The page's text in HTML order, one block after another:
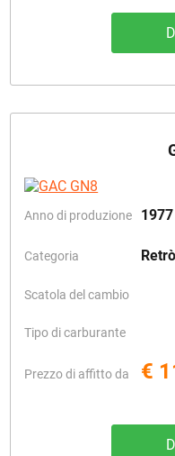
Anno di produzione 1977
Categoria Retrò
Scatola del cambio
Tipo di carburante
Prezzo di affitto da €